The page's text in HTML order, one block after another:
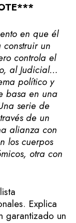
en que él
un
controla el
al Judicial…
político y
basa en una
serie de
de un
alianza con
los cuerpos
otra con
Explica
garantizado un